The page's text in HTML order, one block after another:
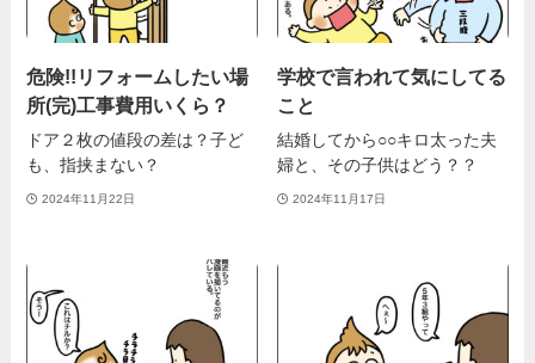
危険!!リフォームしたい場
所(完)工事費用いくら？
ドア２枚の値段の差は？子ど
も、指挟まない？
2024年11月22日
学校で言われて気にしてる
こと
結婚してから○○キロ太った夫
婦と、その子供はどう？？
2024年11月17日